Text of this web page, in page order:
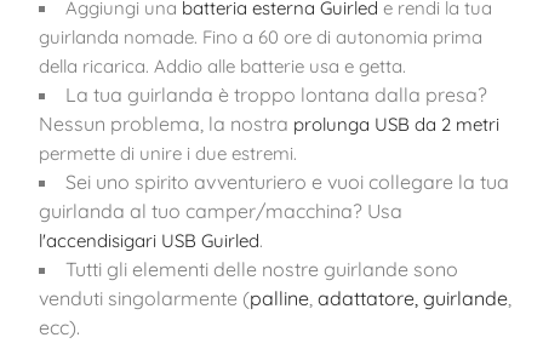
Aggiungi una batteria esterna Guirled e rendi la tua
guirlanda nomade. Fino a 60 ore di autonomia prima
della ricarica. Addio alle batterie usa e getta.
La tua guirlanda è troppo lontana dalla presa?
Nessun problema, la nostra prolunga USB da 2 metri
permette di unire i due estremi.
Sei uno spirito avventuriero e vuoi collegare la tua
guirlanda al tuo camper/macchina? Usa
l'accendisigari USB Guirled.
Tutti gli elementi delle nostre guirlande sono
venduti singolarmente (palline adattatore, guirlande
ecc).